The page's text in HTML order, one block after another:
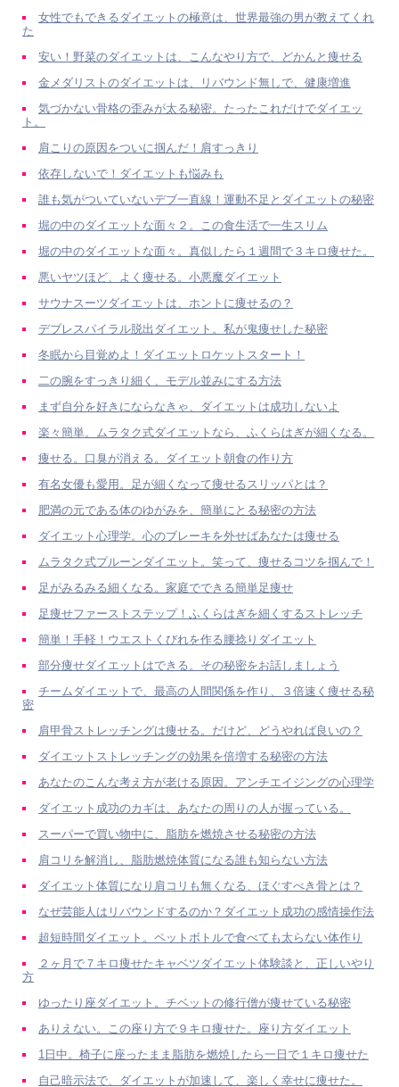
女性でもできるダイエットの極意は、世界最強の男が教えてくれ
た
安い！野菜のダイエットは、こんなやり方で、どかんと痩せる
金メダリストのダイエットは、リバウンド無しで、健康増進
気づかない骨格の歪みが太る秘密。たったこれだけでダイエッ
ト。
肩こりの原因をついに掴んだ！肩すっきり
依存しないで！ダイエットも悩みも
誰も気がついていないデブ一直線！運動不足とダイエットの秘密
堀の中のダイエットな面々２。この食生活で一生スリム
堀の中のダイエットな面々。真似したら１週間で３キロ痩せた。
悪いヤツほど、よく痩せる。小悪魔ダイエット
サウナスーツダイエットは、ホントに痩せるの？
デブレスパイラル脱出ダイエット。私が鬼痩せした秘密
冬眠から目覚めよ！ダイエットロケットスタート！
二の腕をすっきり細く、モデル並みにする方法
まず自分を好きにならなきゃ、ダイエットは成功しないよ
楽々簡単。ムラタク式ダイエットなら、ふくらはぎが細くなる。
痩せる。口臭が消える。ダイエット朝食の作り方
有名女優も愛用。足が細くなって痩せるスリッパとは？
肥満の元である体のゆがみを、簡単にとる秘密の方法
ダイエット心理学。心のブレーキを外せばあなたは痩せる
ムラタク式プルーンダイエット。笑って、痩せるコツを掴んで！
足がみるみる細くなる。家庭でできる簡単足痩せ
足痩せファーストステップ！ふくらはぎを細くするストレッチ
簡単！手軽！ウエストくびれを作る腰捻りダイエット
部分痩せダイエットはできる。その秘密をお話しましょう
チームダイエットで、最高の人間関係を作り、３倍速く痩せる秘
密
肩甲骨ストレッチングは痩せる。だけど、どうやれば良いの？
ダイエットストレッチングの効果を倍増する秘密の方法
あなたのこんな考え方が老ける原因。アンチエイジングの心理学
ダイエット成功のカギは、あなたの周りの人が握っている。
スーパーで買い物中に、脂肪を燃焼させる秘密の方法
肩コリを解消し、脂肪燃焼体質になる誰も知らない方法
ダイエット体質になり肩コリも無くなる、ほぐすべき骨とは？
なぜ芸能人はリバウンドするのか？ダイエット成功の感情操作法
超短時間ダイエット。ペットボトルで食べても太らない体作り
２ヶ月で７キロ痩せたキャベツダイエット体験談と、正しいやり
方
ゆったり座ダイエット。チベットの修行僧が痩せている秘密
ありえない。この座り方で９キロ痩せた。座り方ダイエット
1日中。椅子に座ったまま脂肪を燃焼したら一日で１キロ痩せた
自己暗示法で、ダイエットが加速して、楽しく幸せに痩せた。